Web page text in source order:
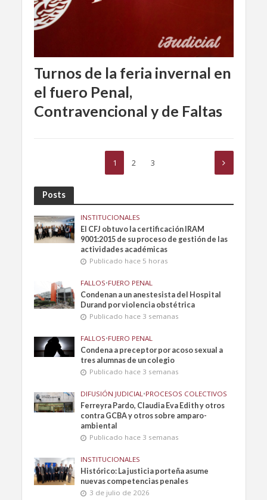
Turnos de la feria invernal en
el fuero Penal,
Contravencional y de Faltas
1 2 3
Posts
INSTITUCIONALES
El CFJ obtuvo la certificación IRAM
9001:2015 de su proceso de gestión de las
actividades académicas
Publicado hace 5 horas
FALLOS•FUERO PENAL
Condenan a un anestesista del Hospital
Durand por violencia obstétrica
Publicado hace 3 semanas
FALLOS•FUERO PENAL
Condena a preceptor por acoso sexual a
tres alumnas de un colegio
Publicado hace 3 semanas
DIFUSIÓN JUDICIAL•PROCESOS COLECTIVOS
Ferreyra Pardo, Claudia Eva Edith y otros
contra GCBA y otros sobre amparo-
ambiental
Publicado hace 3 semanas
INSTITUCIONALES
Histórico: La justicia porteña asume
nuevas competencias penales
3 de julio de 2026